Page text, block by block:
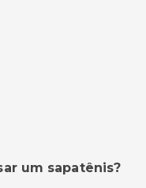
um sapatênis?